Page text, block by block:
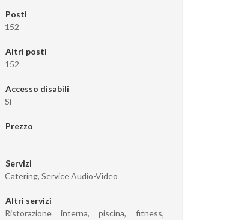
Posti
152
Altri posti
152
Accesso disabili
Si
Prezzo
-
Servizi
Catering, Service Audio-Video
Altri servizi
Ristorazione interna, piscina, fitness,